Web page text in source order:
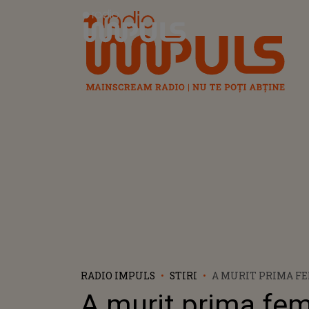
Radio Impuls
RADIO IMPULS STIRI
A MURIT PRIMA
BIERLEIN LASĂ UN